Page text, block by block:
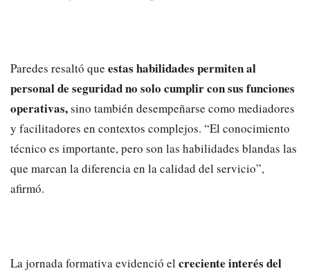
Paredes resaltó que estas habilidades permiten al
personal de seguridad no solo cumplir con sus funciones
operativas,sino también desempeñarse como mediadores
y facilitadores en contextos complejos. “El conocimiento
técnico es importante, pero son las habilidades blandas las
que marcan la diferencia en la calidad del servicio”,
afirmó.
La jornada formativa evidenció el creciente interés del